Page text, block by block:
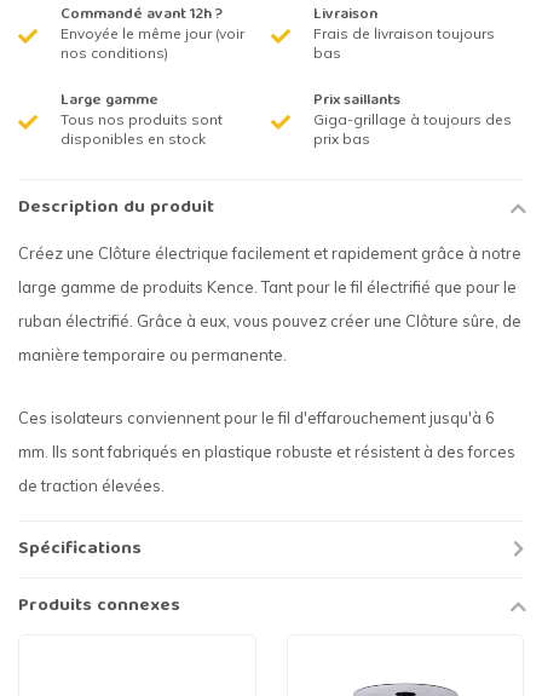
Commandé avant 12h ?
Envoyée le même jour (voir
nos conditions)
Livraison
Frais de livraison toujours
bas
Large gamme
Tous nos produits sont
disponibles en stock
Prix saillants
Giga-grillage à toujours des
prix bas
Description du produit
Créez une Clôture électrique facilement et rapidement grâce à notre
large gamme de produits Kence. Tant pour le fil électrifié que pour le
ruban électrifié. Grâce à eux, vous pouvez créer une Clôture sûre, de
manière temporaire ou permanente.
Ces isolateurs conviennent pour le fil d'effarouchement jusqu'à 6
mm. Ils sont fabriqués en plastique robuste et résistent à des forces
de traction élevées.
Spécifications
Produits connexes